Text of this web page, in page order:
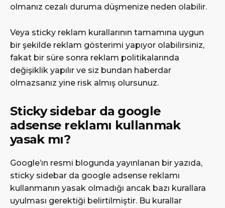
olmanız cezalı duruma düşmenize neden olabilir.
Veya sticky reklam kurallarının tamamına uygun
bir şekilde reklam gösterimi yapıyor olabilirsiniz,
fakat bir süre sonra reklam politikalarında
değişiklik yapılır ve siz bundan haberdar
olmazsanız yine risk almış olursunuz.
Sticky sidebar da google
adsense reklamı kullanmak
yasak mı?
Google’ın resmi blogunda yayınlanan bir yazıda,
sticky sidebar da google adsense reklamı
kullanmanın yasak olmadığı ancak bazı kurallara
uyulması gerektiği belirtilmiştir. Bu kurallar